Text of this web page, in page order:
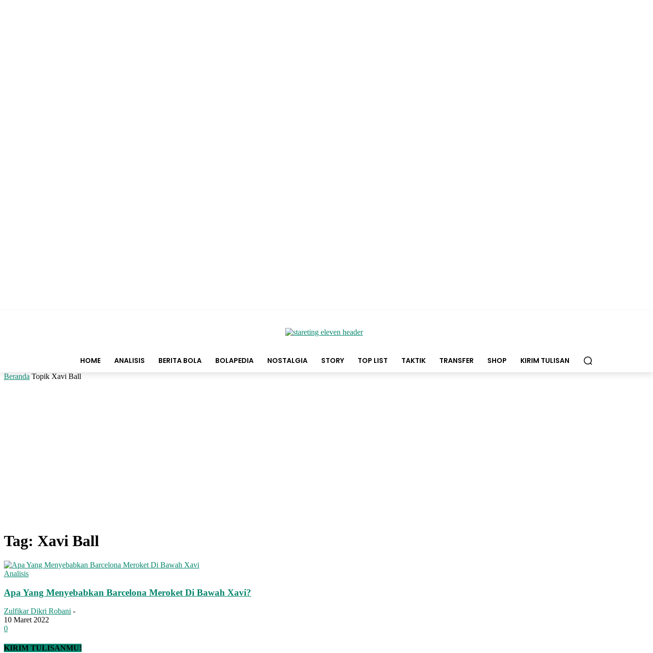
HOME ANALISIS BERITA BOLA BOLAPEDIA NOSTALGIA STORY TOP LIST TAKTIK TRANSFER SHOP KIRIM TULISAN
Beranda Topik Xavi Ball
Tag: Xavi Ball
Analisis
Apa Yang Menyebabkan Barcelona Meroket Di Bawah Xavi?
Zulfikar Dikri Robani -
10 Maret 2022
0
KIRIM TULISANMU!